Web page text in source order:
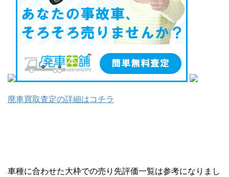
廃車買取査定の詳細はコチラ
車種に合わせた大枠での売り先評価一覧は参考になりまし